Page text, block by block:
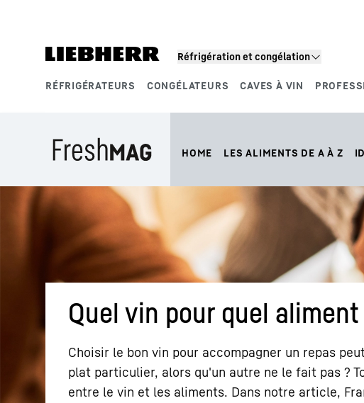
Réfrigération et congélation
RÉFRIGÉRATEURS CONGÉLATEURS CAVES À VIN
HOME LES ALIMENTS DE A À Z
Quel vin pour quel aliment
Choisir le bon vin pour accompagner un repas
plat particulier, alors qu'un autre ne le fait pas ?
entre le vin et les aliments. Dans notre article,